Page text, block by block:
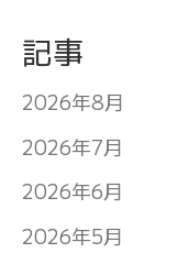
記事
2026年8月
2026年7月
2026年6月
2026年5月